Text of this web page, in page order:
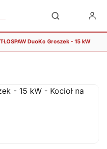
DuoKo Groszek - 15 kW